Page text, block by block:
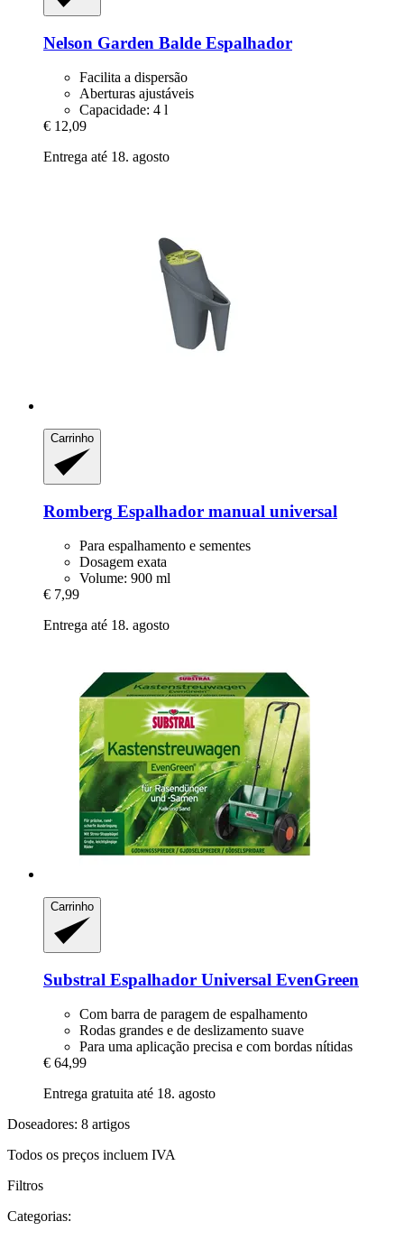
Nelson Garden Balde Espalhador
Facilita a dispersão
Aberturas ajustáveis
Capacidade: 4 l
€ 12,09
Entrega até 18. agosto
Carrinho
Romberg Espalhador manual universal
Para espalhamento e sementes
Dosagem exata
Volume: 900 ml
€ 7,99
Entrega até 18. agosto
Carrinho
Substral Espalhador Universal EvenGreen
Com barra de paragem de espalhamento
Rodas grandes e de deslizamento suave
Para uma aplicação precisa e com bordas nítidas
€ 64,99
Entrega gratuita até 18. agosto
Doseadores: 8 artigos
Todos os preços incluem IVA
Filtros
Categorias: